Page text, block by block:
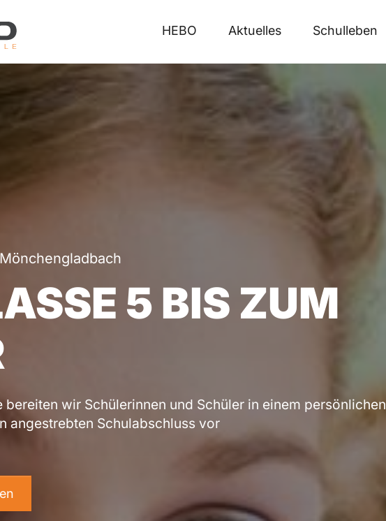
HEBO Aktuelles Schulleben
5 BIS ZUM
bereiten wir Schülerinnen und Schüler in einem persönlichen
angestrebten Schulabschluss vor